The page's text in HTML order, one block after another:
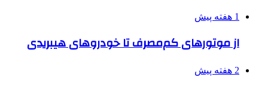
1 هفته پیش
از موتورهای کم‌مصرف تا خودروهای هیبریدی
2 هفته پیش